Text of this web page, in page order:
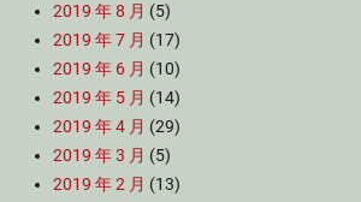
2019 年 8 月 (5)
2019 年 7 月 (17)
2019 年 6 月 (10)
2019 年 5 月 (14)
2019 年 4 月 (29)
2019 年 3 月 (5)
2019 年 2 月 (13)